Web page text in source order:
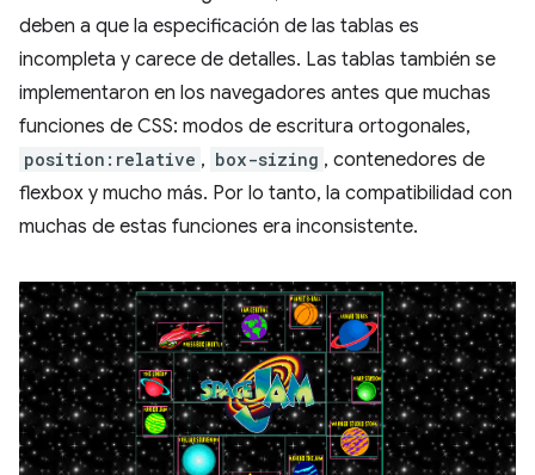
deben a que la especificación de las tablas es
incompleta y carece de detalles. Las tablas también se
implementaron en los navegadores antes que muchas
funciones de CSS: modos de escritura ortogonales,
position:relative , box-sizing , contenedores de
flexbox y mucho más. Por lo tanto, la compatibilidad con
muchas de estas funciones era inconsistente.